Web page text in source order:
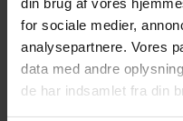
for sociale medier,
analysepartnere. Vores
data med andre
de har indsamlet fra din